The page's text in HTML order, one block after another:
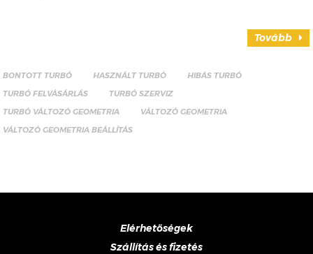
Tovább
BONTOTT TURBÓ HASZNÁLT TURBÓ
HIBÁS TURBÓ
TURBÓ FELVÁSÁRLÁS
TURBÓ SZERVIZ
TURBÓ VÁLTOZÓ GEOMETRIA
VÁLTOZÓ GEOMETRIA
VÁLTOZÓ GEOMETRIA BEÁLLÍTÁS
Elérhetőségek
Szállítás és fizetés